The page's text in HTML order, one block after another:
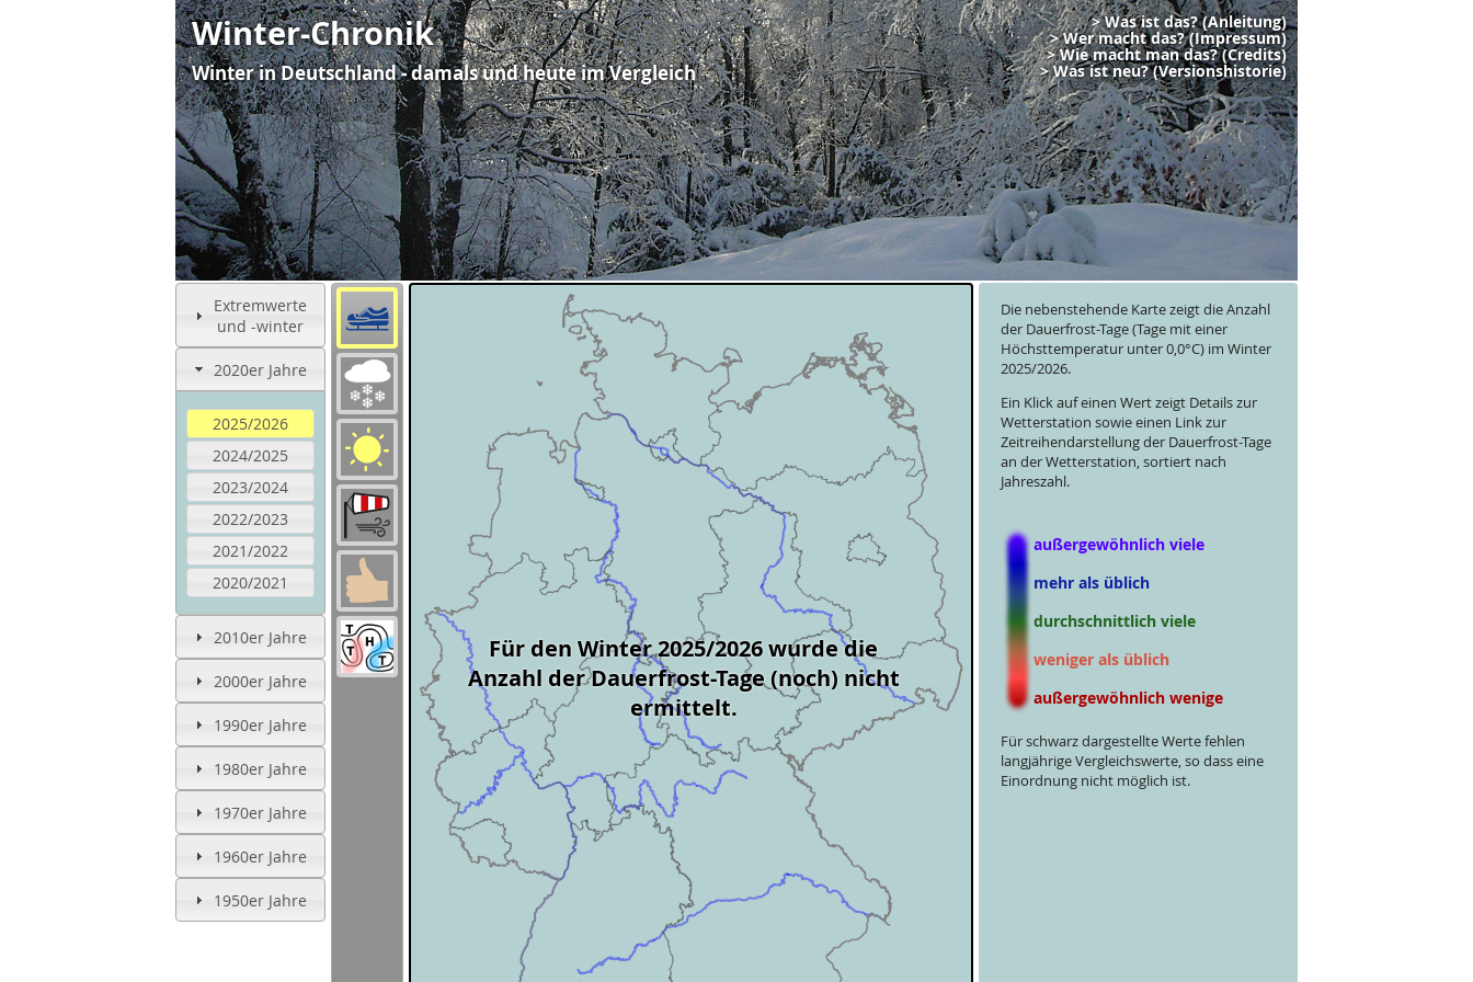
Winter-Chronik
Winter in Deutschland - damals und heute im Vergleich
> Was ist das? (Anleitung)
> Wer macht das? (Impressum)
> Wie macht man das? (Credits)
> Was ist neu? (Versionshistorie)
Extremwerte
und -winter
2020er Jahre
2025/2026
2024/2025
2023/2024
2022/2023
2021/2022
2020/2021
2010er Jahre
2000er Jahre
1990er Jahre
1980er Jahre
1970er Jahre
1960er Jahre
1950er Jahre
Für den Winter 2025/2026 wurde die
Anzahl der Dauerfrost-Tage (noch) nicht
ermittelt.
Die nebenstehende Karte zeigt die Anzahl
der Dauerfrost-Tage (Tage mit einer
Höchsttemperatur unter 0,0°C) im Winter
2025/2026.
Ein Klick auf einen Wert zeigt Details zur
Wetterstation sowie einen Link zur
Zeitreihendarstellung der Dauerfrost-Tage
an der Wetterstation, sortiert nach
Jahreszahl.
außergewöhnlich viele
mehr als üblich
durchschnittlich viele
weniger als üblich
außergewöhnlich wenige
Für schwarz dargestellte Werte fehlen
langjährige Vergleichswerte, so dass eine
Einordnung nicht möglich ist.